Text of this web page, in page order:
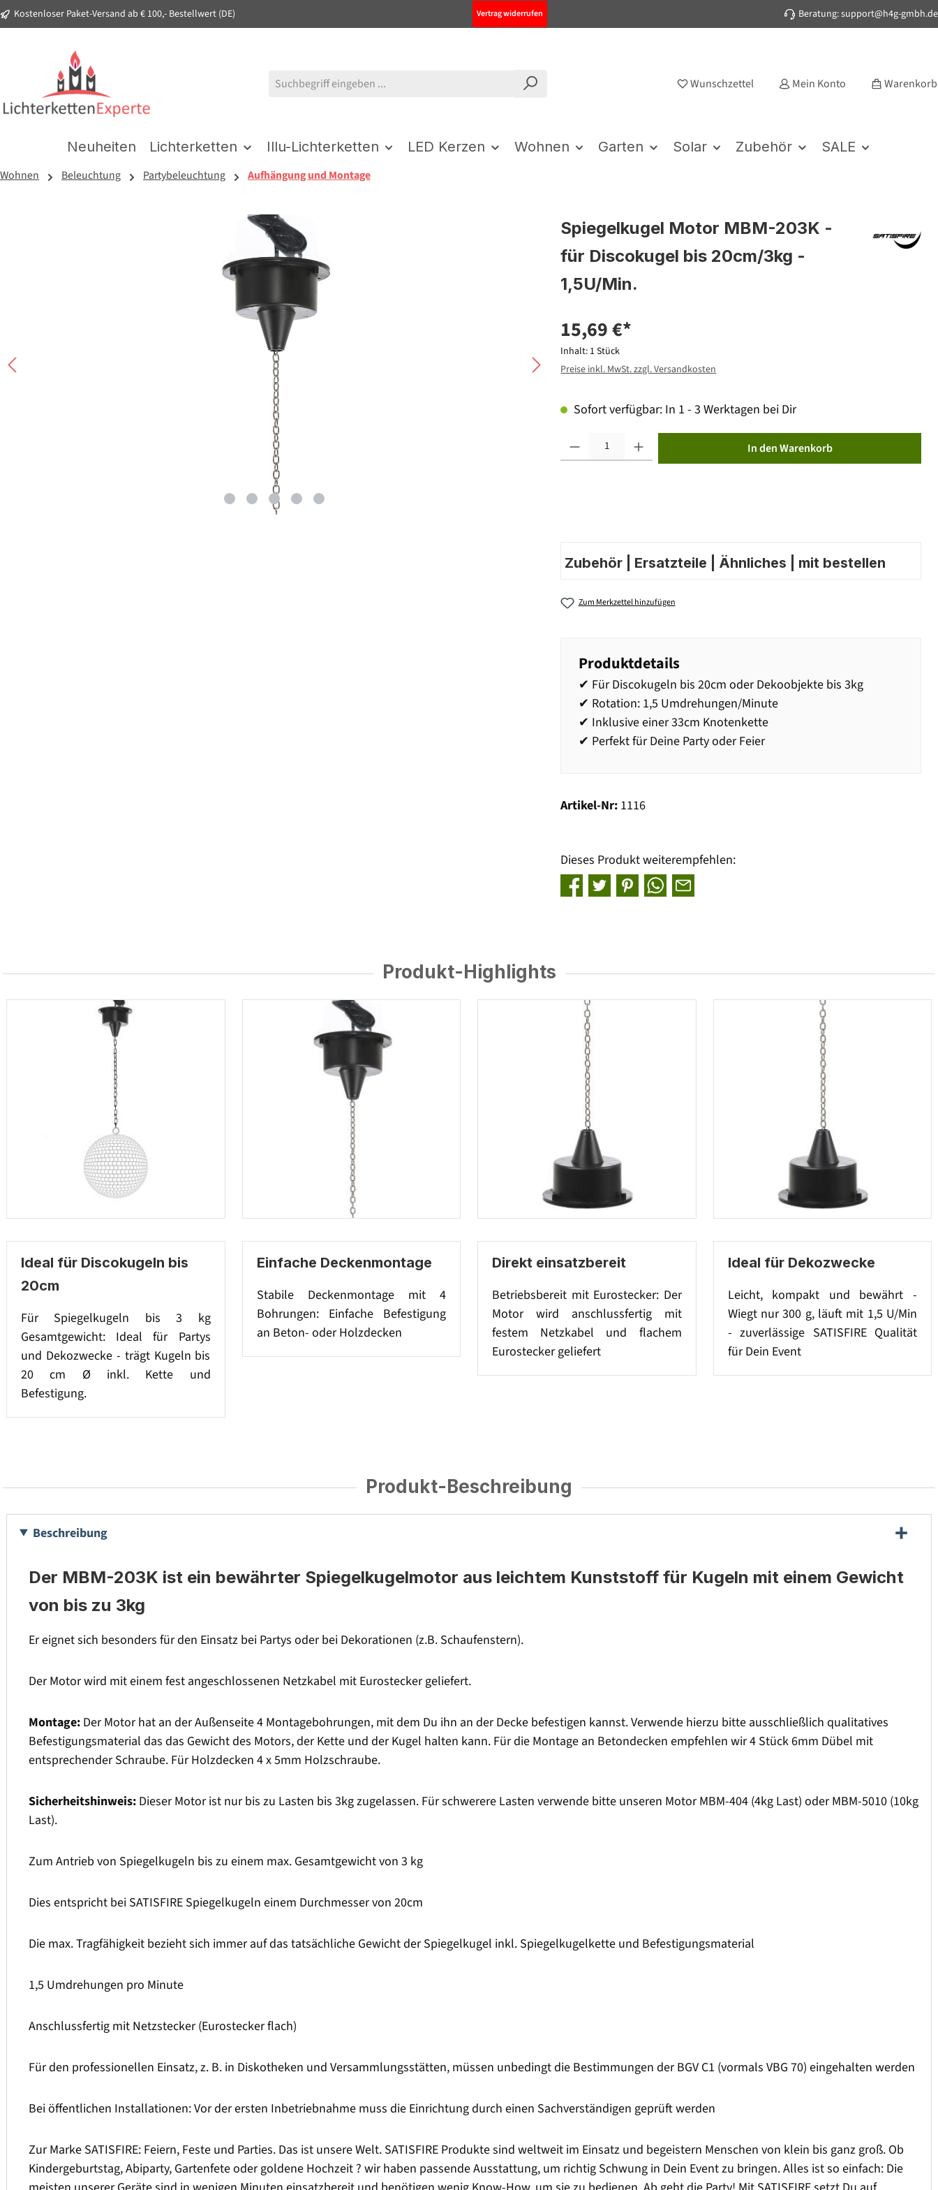
Zur Hauptnavigation springen
Kostenloser Paket-Versand ab € 100,- Bestellwert (DE) Vertrag widerrufen Beratung: support@h4g-gmbh.de
Wunschzettel Mein Konto Warenkorb
Neuheiten Lichterketten Illu-Lichterketten LED Kerzen Wohnen Garten Solar Zubehör SALE
Wohnen Beleuchtung Partybeleuchtung Aufhängung und Montage
Spiegelkugel Motor MBM-203K -
für Discokugel bis 20cm/3kg -
1,5U/Min.
15,69 €*
Inhalt: 1 Stück
Preise inkl. MwSt. zzgl. Versandkosten
Sofort verfügbar: In 1 - 3 Werktagen bei Dir
In den Warenkorb
Zubehör | Ersatzteile | Ähnliches | mit bestellen
Zum Merkzettel hinzufügen
Produktdetails
✔ Für Discokugeln bis 20cm oder Dekoobjekte bis 3kg
✔ Rotation: 1,5 Umdrehungen/Minute
✔ Inklusive einer 33cm Knotenkette
✔ Perfekt für Deine Party oder Feier
Artikel-Nr: 1116
Dieses Produkt weiterempfehlen:
Produkt-Highlights
Ideal für Discokugeln bis
20cm
Für Spiegelkugeln bis 3 kg
Gesamtgewicht: Ideal für Partys
und Dekozwecke - trägt Kugeln bis
20 cm Ø inkl. Kette und
Befestigung.
Einfache Deckenmontage
Stabile Deckenmontage mit 4
Bohrungen: Einfache Befestigung
an Beton- oder Holzdecken
Direkt einsatzbereit
Betriebsbereit mit Eurostecker: Der
Motor wird anschlussfertig mit
festem Netzkabel und flachem
Eurostecker geliefert
Ideal für Dekozwecke
Leicht, kompakt und bewährt -
Wiegt nur 300 g, läuft mit 1,5 U/Min
- zuverlässige SATISFIRE Qualität
für Dein Event
Produkt-Beschreibung
Beschreibung
Der MBM-203K ist ein bewährter Spiegelkugelmotor aus leichtem Kunststoff für Kugeln mit einem Gewicht
von bis zu 3kg
Er eignet sich besonders für den Einsatz bei Partys oder bei Dekorationen (z.B. Schaufenstern).
Der Motor wird mit einem fest angeschlossenen Netzkabel mit Eurostecker geliefert.
Montage: Der Motor hat an der Außenseite 4 Montagebohrungen, mit dem Du ihn an der Decke befestigen kannst. Verwende hierzu bitte ausschließlich qualitatives
Befestigungsmaterial das das Gewicht des Motors, der Kette und der Kugel halten kann. Für die Montage an Betondecken empfehlen wir 4 Stück 6mm Dübel mit
entsprechender Schraube. Für Holzdecken 4 x 5mm Holzschraube.
Sicherheitshinweis: Dieser Motor ist nur bis zu Lasten bis 3kg zugelassen. Für schwerere Lasten verwende bitte unseren Motor MBM-404 (4kg Last) oder MBM-5010 (10kg
Last).
Zum Antrieb von Spiegelkugeln bis zu einem max. Gesamtgewicht von 3 kg
Dies entspricht bei SATISFIRE Spiegelkugeln einem Durchmesser von 20cm
Die max. Tragfähigkeit bezieht sich immer auf das tatsächliche Gewicht der Spiegelkugel inkl. Spiegelkugelkette und Befestigungsmaterial
1,5 Umdrehungen pro Minute
Anschlussfertig mit Netzstecker (Eurostecker flach)
Für den professionellen Einsatz, z. B. in Diskotheken und Versammlungsstätten, müssen unbedingt die Bestimmungen der BGV C1 (vormals VBG 70) eingehalten werden
Bei öffentlichen Installationen: Vor der ersten Inbetriebnahme muss die Einrichtung durch einen Sachverständigen geprüft werden
Zur Marke SATISFIRE: Feiern, Feste und Parties. Das ist unsere Welt. SATISFIRE Produkte sind weltweit im Einsatz und begeistern Menschen von klein bis ganz groß. Ob
Kindergeburtstag, Abiparty, Gartenfete oder goldene Hochzeit ? wir haben passende Ausstattung, um richtig Schwung in Dein Event zu bringen. Alles ist so einfach: Die